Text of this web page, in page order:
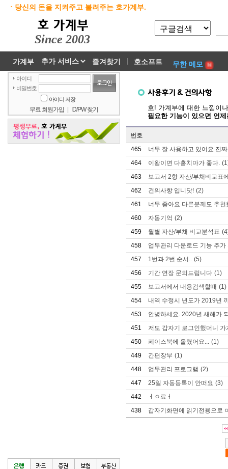
ㆍ당신의 돈을 지켜주고 불려주는 호가계부.
Since 2003
가계부 즐겨찾기 호소프트 무한 메모
아이디
비밀번호
아이디 저장
무료 회원가입 ID/PW 찾기
호! 가계부에 대한 느낌이
필요한 기능이 있으면 언
번호
465
너무 잘 사용하고 있어요 진
464
이왕이면 다홍치마가 좋다.
463
보고서 2항 자산/부채비교표
462
건의사항 입니닷! (2)
461
너무 좋아요 다른분께도 추
460
자동기억 (2)
459
월별 자산/부채 비교분석표
458
업무관리 다운로드 기능 추가
457
1번과 2번 순서.. (5)
456
기간 연장 문의드립니다 (1)
455
보고서에서 내용검색할때 (1)
454
내역 수정시 년도가 2019년
453
안녕하세요. 2020년 새해가
451
저도 갑자기 로그인했더니
450
페이스북에 올렸어요... (1)
449
간편장부 (1)
448
업무관리 프로그램 (2)
447
25일 자동등록이 안떠요 (3)
442
ㅓㅇ료ㅓ
438
갑자기화면에 읽기전용으로